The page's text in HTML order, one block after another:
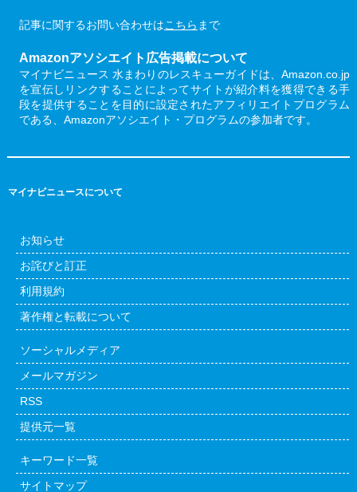
記事に関するお問い合わせはこちら まで
Amazonアソシエイト広告掲載について
マイナビニュース 水まわりのレスキューガイドは、Amazon.co.jp
を宣伝しリンクすることによってサイトが紹介料を獲得できる手
段を提供することを目的に設定されたアフィリエイトプログラム
である、Amazonアソシエイト・プログラムの参加者です。
マイナビニュースについて
お知らせ
お詫びと訂正
利用規約
著作権と転載について
ソーシャルメディア
メールマガジン
RSS
提供元一覧
キーワード一覧
サイトマップ